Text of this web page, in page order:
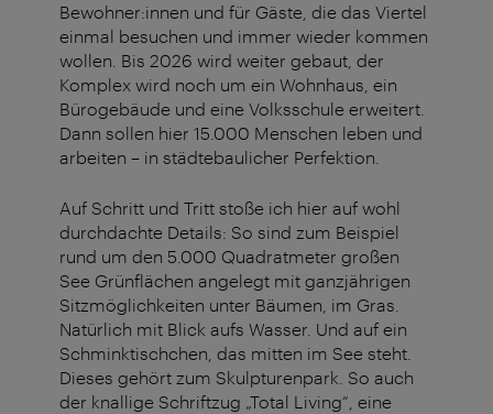
Bewohner:innen und für Gäste, die das Viertel
einmal besuchen und immer wieder kommen
wollen. Bis 2026 wird weiter gebaut, der
Komplex wird noch um ein Wohnhaus, ein
Bürogebäude und eine Volksschule erweitert.
Dann sollen hier 15.000 Menschen leben und
arbeiten – in städtebaulicher Perfektion.
Auf Schritt und Tritt stoße ich hier auf wohl
durchdachte Details: So sind zum Beispiel
rund um den 5.000 Quadratmeter großen
See Grünflächen angelegt mit ganzjährigen
Sitzmöglichkeiten unter Bäumen, im Gras.
Natürlich mit Blick aufs Wasser. Und auf ein
Schminktischchen, das mitten im See steht.
Dieses gehört zum Skulpturenpark. So auch
der knallige Schriftzug „Total Living“, eine